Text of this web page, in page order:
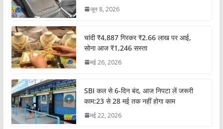
जून 8, 2026
चांदी ₹4,887 गिरकर ₹2.66 लाख पर आई,
सोना आज ₹1,246 सस्ता
मई 26, 2026
SBI कल से 6-दिन बंद, आज निपटा लें जरूरी
काम:23 से 28 मई तक नहीं होगा काम
मई 22, 2026